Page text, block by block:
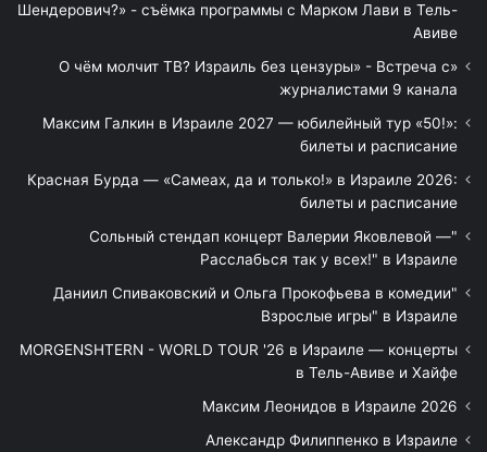
Шендерович?» - съёмка программы с Марком Лави в Тель-
Авиве
«О чём молчит ТВ? Израиль без цензуры» - Встреча с
журналистами 9 канала
Максим Галкин в Израиле 2027 — юбилейный тур «50!»:
билеты и расписание
Красная Бурда — «Самеах, да и только!» в Израиле 2026:
билеты и расписание
"Сольный стендап концерт Валерии Яковлевой —
Расслабься так у всех!" в Израиле
"Даниил Спиваковский и Ольга Прокофьева в комедии
Взрослые игры" в Израиле
MORGENSHTERN - WORLD TOUR '26 в Израиле — концерты
в Тель-Авиве и Хайфе
Максим Леонидов в Израиле 2026
Александр Филиппенко в Израиле